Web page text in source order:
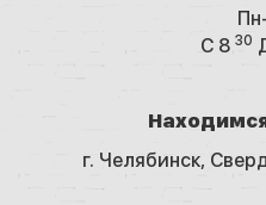
C 8 30
г. Челябинск,